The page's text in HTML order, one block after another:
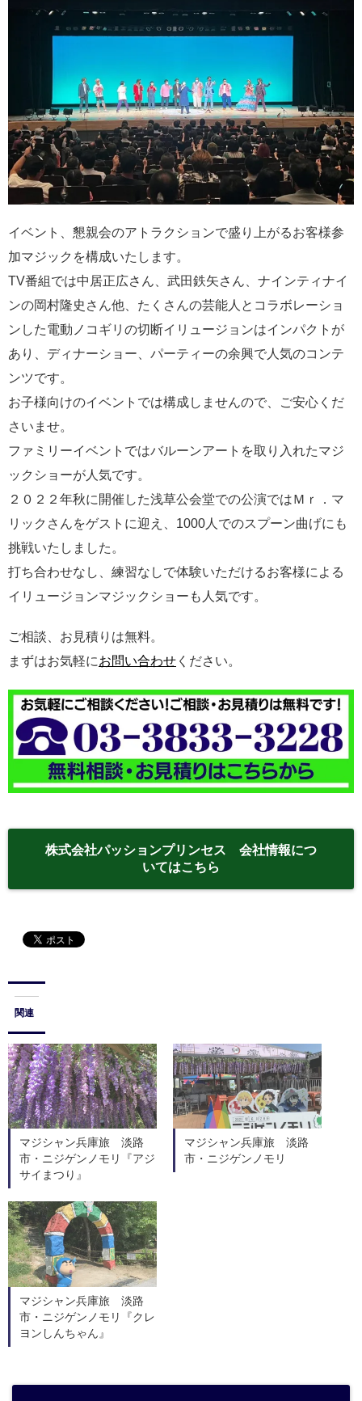
イベント、懇親会のアトラクションで盛り上がるお客様参
加マジックを構成いたします。
TV番組では中居正広さん、武田鉄矢さん、ナインティナイ
ンの岡村隆史さん他、たくさんの芸能人とコラボレーショ
ンした電動ノコギリの切断イリュージョンはインパクトが
あり、ディナーショー、パーティーの余興で人気のコンテ
ンツです。
お子様向けのイベントでは構成しませんので、ご安心くだ
さいませ。
ファミリーイベントではバルーンアートを取り入れたマジ
ックショーが人気です。
２０２２年秋に開催した浅草公会堂での公演ではＭｒ．マ
リックさんをゲストに迎え、1000人でのスプーン曲げにも
挑戦いたしました。
打ち合わせなし、練習なしで体験いただけるお客様による
イリュージョンマジックショーも人気です。
ご相談、お見積りは無料。
まずはお気軽にお問い合わせ ください。
株式会社パッションプリンセス 会社情報につ
いてはこちら
関連
マジシャン兵庫旅 淡路
市・ニジゲンノモリ『アジ
サイまつり』
マジシャン兵庫旅 淡路
市・ニジゲンノモリ
マジシャン兵庫旅 淡路
市・ニジゲンノモリ『クレ
ヨンしんちゃん』